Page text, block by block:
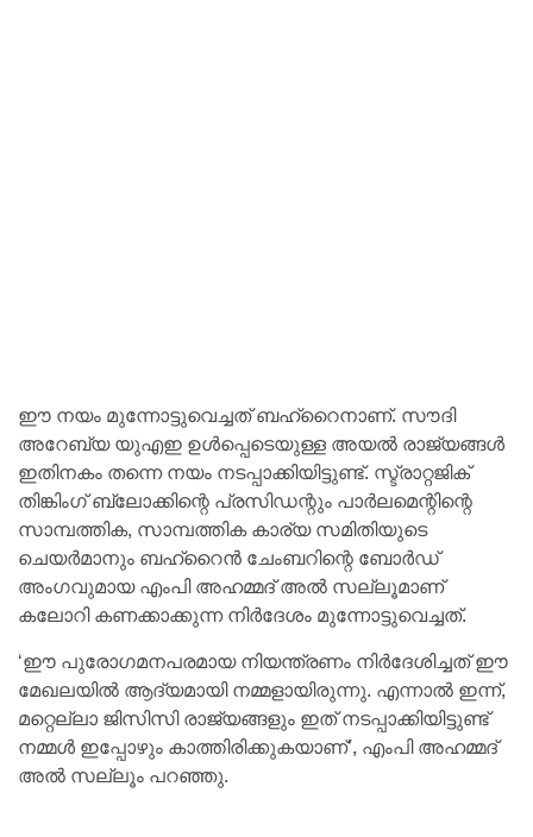
ഈ നയം മുന്നോട്ടുവെച്ചത് ബഹ്റൈനാണ്. സൗദി
അറേബ്യ യുഎഇ ഉള്‍പ്പെടെയുള്ള അയല്‍ രാജ്യങ്ങള്‍
ഇതിനകം തന്നെ നയം നടപ്പാക്കിയിട്ടുണ്ട്. സ്ട്രാറ്റജിക്
തിങ്കിംഗ് ബ്ലോക്കിന്റെ പ്രസിഡന്റും പാര്‍ലമെന്റിന്റെ
സാമ്പത്തിക, സാമ്പത്തിക കാര്യ സമിതിയുടെ
ചെയര്‍മാനും ബഹ്റൈന്‍ ചേംബറിന്റെ ബോര്‍ഡ്
അംഗവുമായ എംപി അഹമ്മദ് അല്‍ സല്ലൂമാണ്
കലോറി കണക്കാക്കുന്ന നിര്‍ദേശം മുന്നോട്ടുവെച്ചത്.
‘ഈ പുരോഗമനപരമായ നിയന്ത്രണം നിര്‍ദേശിച്ചത് ഈ
മേഖലയില്‍ ആദ്യമായി നമ്മളായിരുന്നു. എന്നാല്‍ ഇന്ന്,
മറ്റെല്ലാ ജിസിസി രാജ്യങ്ങളും ഇത് നടപ്പാക്കിയിട്ടുണ്ട്
നമ്മള്‍ ഇപ്പോഴും കാത്തിരിക്കുകയാണ്’, എംപി അഹമ്മദ്
അല്‍ സല്ലൂം പറഞ്ഞു.